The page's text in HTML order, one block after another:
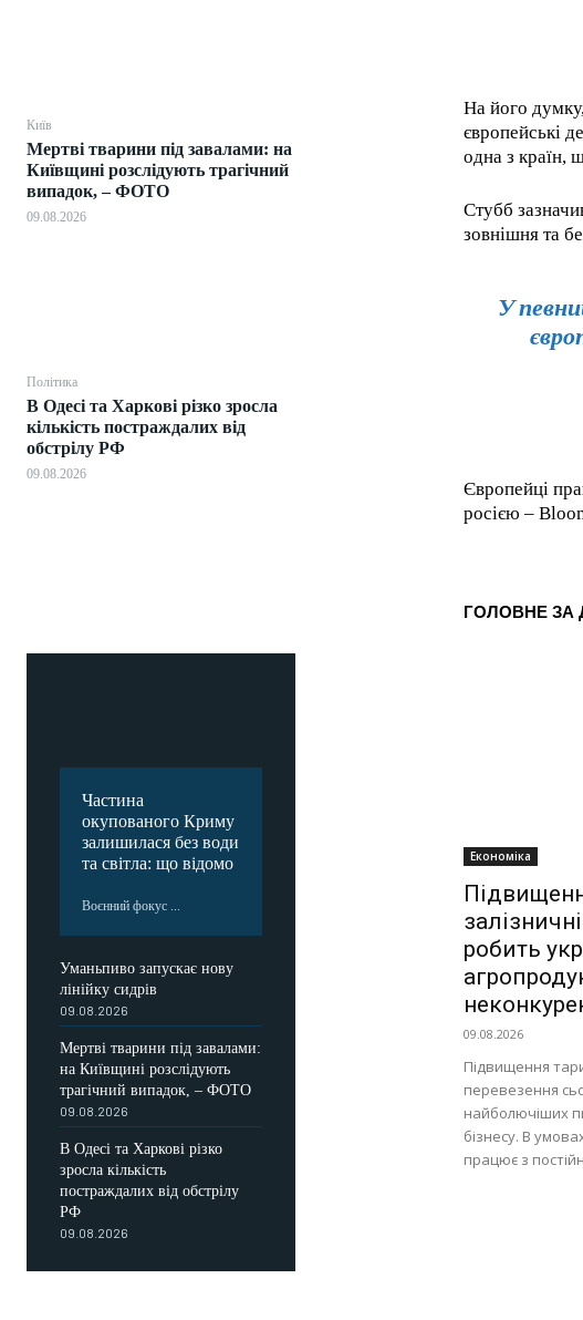
Київ
Мертві тварини під завалами: на
Київщині розслідують трагічний
випадок, – ФОТО
09.08.2026
Політика
В Одесі та Харкові різко зросла
кількість постраждалих від
обстрілу РФ
09.08.2026
Частина
окупованого Криму
залишилася без води
та світла: що відомо
Воєнний фокус ...
Уманьпиво запускає нову
лінійку сидрів
09.08.2026
Мертві тварини під завалами:
на Київщині розслідують
трагічний випадок, – ФОТО
09.08.2026
В Одесі та Харкові різко
зросла кількість
постраждалих від обстрілу
РФ
09.08.2026
На його
європейські
одна з країн,
Стубб
зовнішня та
У
Європейці
росією –
ГОЛОВНЕ ЗА
Економіка
робить
09.08.2026
Підвищення
перевезення
найболючіших
бізнесу. В
працює з